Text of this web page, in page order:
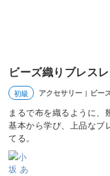
ビーズ織りブレス
初級 アクセサリー | ビー
まるで布を織るように、
基本から学び、上品なブ
てる。